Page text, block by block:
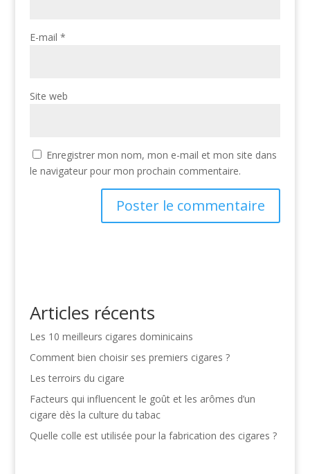
E-mail *
Site web
Enregistrer mon nom, mon e-mail et mon site dans
le navigateur pour mon prochain commentaire.
Articles récents
Les 10 meilleurs cigares dominicains
Comment bien choisir ses premiers cigares ?
Les terroirs du cigare
Facteurs qui influencent le goût et les arômes d’un
cigare dès la culture du tabac
Quelle colle est utilisée pour la fabrication des cigares ?